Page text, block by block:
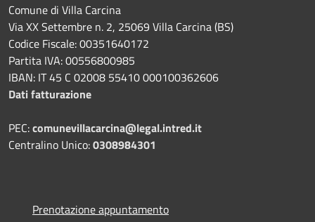
Comune di Villa Carcina
Via XX Settembre n. 2, 25069 Villa Carcina (BS)
Codice Fiscale: 00351640172
Partita IVA: 00556800985
IBAN: IT 45 C 02008 55410 000100362606
Dati fatturazione
PEC:comunevillacarcina@legal.intred.it
Centralino Unico:0308984301
Prenotazione appuntamento